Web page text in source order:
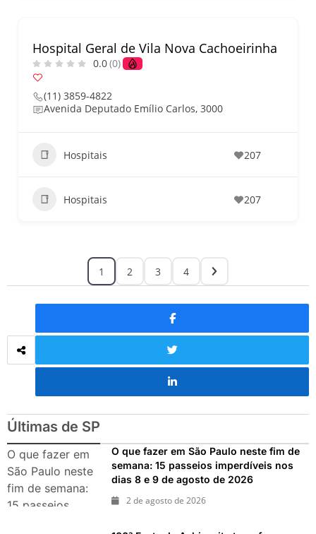
Hospital Geral de Vila Nova Cachoeirinha
0.0(0)
(11) 3859-4822
Avenida Deputado Emílio Carlos, 3000
Hospitais 207
Hospitais 207
1 2 3 4
Últimas de SP
O que fazer em
São Paulo neste
fim de semana:
15 passeios
O que fazer em São Paulo neste fim de
semana: 15 passeios imperdíveis nos
dias 8 e 9 de agosto de 2026
2 de agosto de 2026